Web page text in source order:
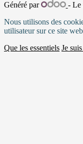
Généré par
- Le
Nous utilisons des
utilisateur sur ce site
Que les essentiels Je